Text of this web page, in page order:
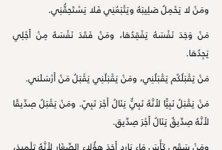
ومَنْ لا يَحْمِلُ صَلِيبَهُ ويَتْبَعُنِي فَلا يَسْتَحِقُّنِي.
مَنْ وَجَدَ نَفْسَهُ يَفْقِدُهَا، ومَنْ فَقَدَ نَفْسَهُ مِنْ أَجْلِي
يَجِدُهَا.
مَنْ يَقْبَلُكُم يَقْبَلُنِي، ومَنْ يَقْبَلُنِي يَقْبَلُ مَنْ أَرْسَلَني.
مَنْ يَقْبَلُ نَبِيًّا لأَنَّهُ نَبِيٌّ يَنَالُ أَجْرَ نَبِيّ. ومَنْ يَقْبَلُ صِدِّيقًا
لأَنَّهُ صِدِّيقٌ يَنَالُ أَجْرَ صِدِّيق.
ومَنْ سَقَى كَأْسَ مَاءٍ بَارِدٍ أَحَدَ هؤُلاءِ الصِّغَارِ لأَنَّهُ تِلْمِيذ،